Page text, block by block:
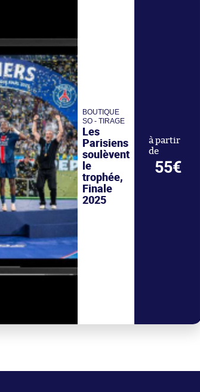
BOUTIQUE
SO - TIRAGE
Les
Parisiens
soulèvent
le
trophée,
Finale
2025
à partir
de
55€